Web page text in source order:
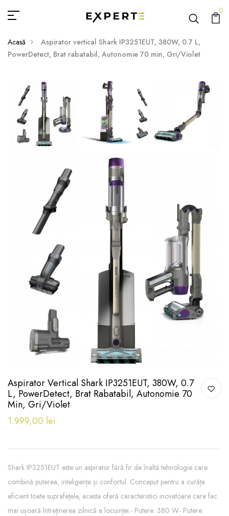
0
Acasă
Aspirator vertical Shark IP3251EUT, 380W, 0.7 L,
PowerDetect, Brat rabatabil, Autonomie 70 min, Gri/Violet
Aspirator Vertical Shark IP3251EUT, 380W, 0.7
L, PowerDetect, Brat Rabatabil, Autonomie 70
Min, Gri/Violet
1.999,00 lei
Shark IP3251EUT este un aspirator fără fir de înaltă tehnologie care
combină puterea, inteligența și confortul. Conceput pentru a curăța
eficient toate suprafețele, acesta oferă caracteristici inovatoare care fac
mai ușoară întreținerea zilnică a locuinței.- Putere: 380 W- Putere: